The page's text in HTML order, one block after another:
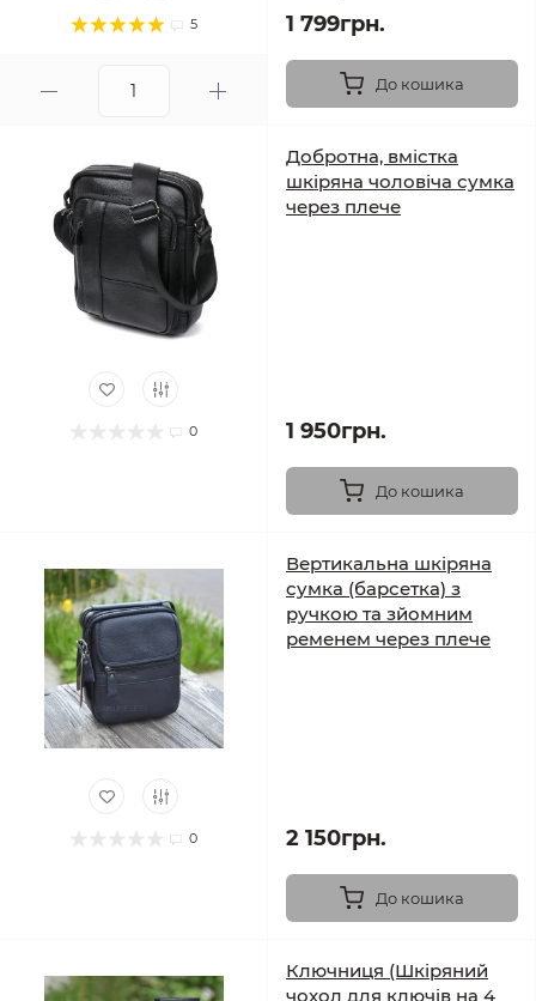
5 1 799грн.
До кошика
0
Добротна, вмістка
шкіряна чоловіча сумка
через плече
1 950грн.
До кошика
0
Вертикальна шкіряна
сумка (барсетка) з
ручкою та зйомним
ременем через плече
2 150грн.
До кошика
Ключниця (Шкіряний
чохол для ключів на 4